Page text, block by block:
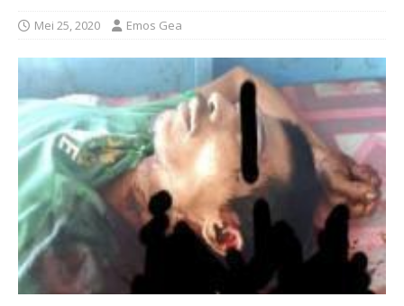
Mei 25, 2020 Emos Gea